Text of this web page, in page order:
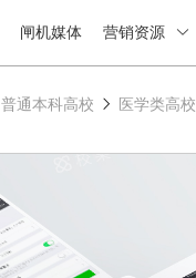
闸机媒体 营销资源
普通本科高校 医学类高校